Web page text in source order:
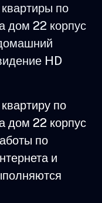
по
дом 22 корпус
HD
по
дом 22 корпус
по
и